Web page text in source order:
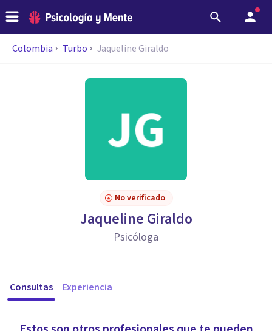
Colombia Turbo Jaqueline Giraldo
No verificado
Jaqueline Giraldo
Psicóloga
Consultas Experiencia